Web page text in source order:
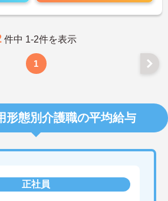
件中 1-2件を表示
1
形態別介護職の平均給与
正社員